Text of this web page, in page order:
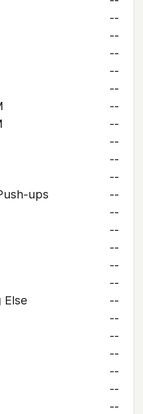
--
--
--
--
--
--
--
--
--
--
ups
--
--
--
--
--
--
Else
--
--
--
--
--
--
--